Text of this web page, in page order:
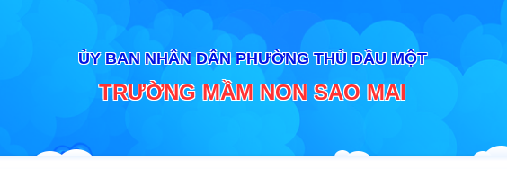
ỦY BAN NHÂN DÂN PHƯỜNG THỦ DẦU MỘT
TRƯỜNG MẦM NON SAO MAI